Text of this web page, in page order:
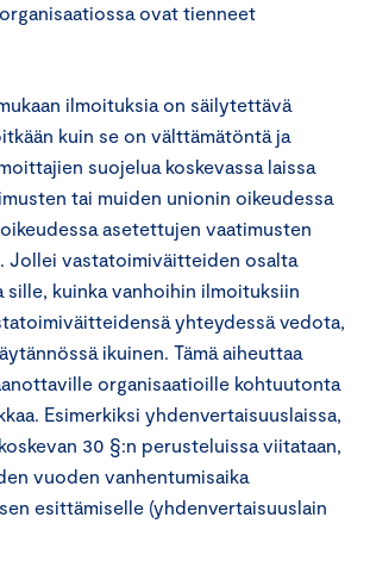
ovat tienneet
ilmoituksia on säilytettävä
kuin se on välttämätöntä ja
suojelua koskevassa laissa
tai muiden unionin oikeudessa
asetettujen vaatimusten
Jollei vastatoimiväitteiden osalta
sille, kuinka vanhoihin ilmoituksiin
yhteydessä vedota,
ikuinen. Tämä aiheuttaa
organisaatioille kohtuutonta
Esimerkiksi yhdenvertaisuuslaissa,
30 §:n perusteluissa viitataan,
vuoden vanhentumisaika
esittämiselle (yhdenvertaisuuslain